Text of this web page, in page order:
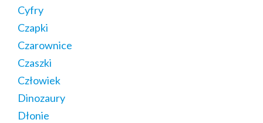
Cyfry
Czapki
Czarownice
Czaszki
Człowiek
Dinozaury
Dłonie